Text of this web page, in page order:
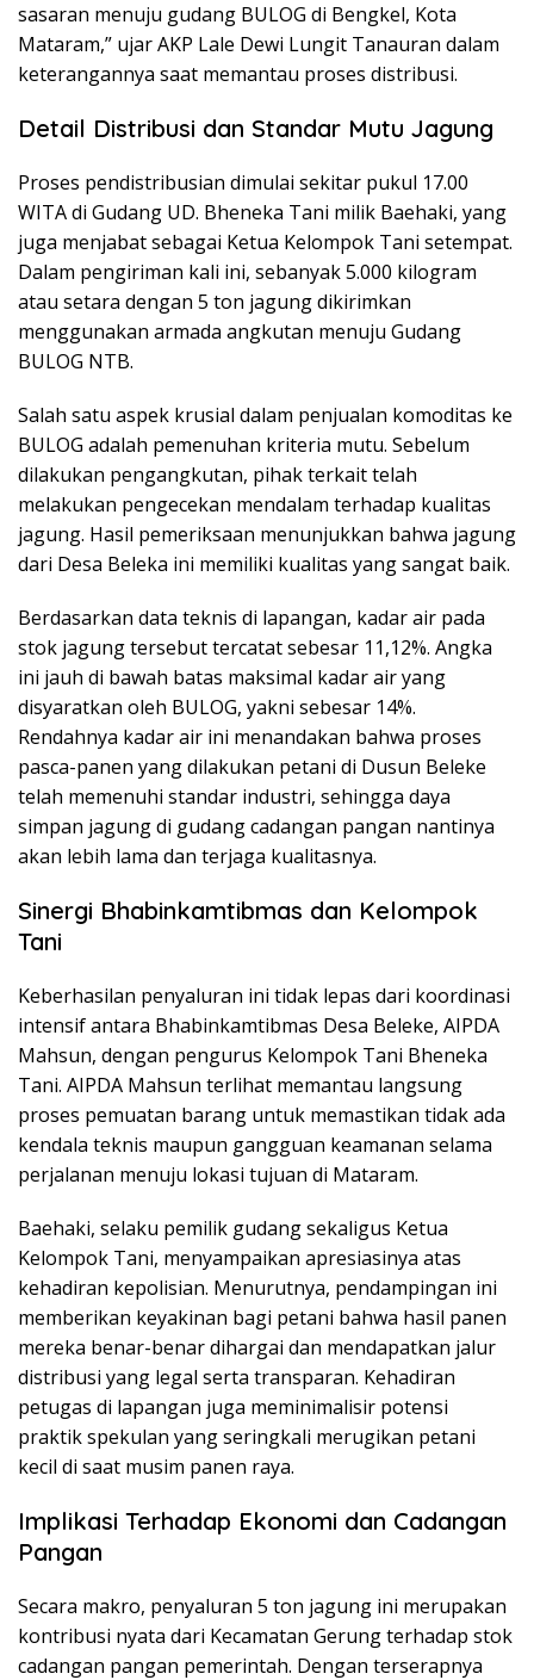
sasaran menuju gudang BULOG di Bengkel, Kota
Mataram,” ujar AKP Lale Dewi Lungit Tanauran dalam
keterangannya saat memantau proses distribusi.
Detail Distribusi dan Standar Mutu Jagung
Proses pendistribusian dimulai sekitar pukul 17.00
WITA di Gudang UD. Bheneka Tani milik Baehaki, yang
juga menjabat sebagai Ketua Kelompok Tani setempat.
Dalam pengiriman kali ini, sebanyak 5.000 kilogram
atau setara dengan 5 ton jagung dikirimkan
menggunakan armada angkutan menuju Gudang
BULOG NTB.
Salah satu aspek krusial dalam penjualan komoditas ke
BULOG adalah pemenuhan kriteria mutu. Sebelum
dilakukan pengangkutan, pihak terkait telah
melakukan pengecekan mendalam terhadap kualitas
jagung. Hasil pemeriksaan menunjukkan bahwa jagung
dari Desa Beleka ini memiliki kualitas yang sangat baik.
Berdasarkan data teknis di lapangan, kadar air pada
stok jagung tersebut tercatat sebesar 11,12%. Angka
ini jauh di bawah batas maksimal kadar air yang
disyaratkan oleh BULOG, yakni sebesar 14%.
Rendahnya kadar air ini menandakan bahwa proses
pasca-panen yang dilakukan petani di Dusun Beleke
telah memenuhi standar industri, sehingga daya
simpan jagung di gudang cadangan pangan nantinya
akan lebih lama dan terjaga kualitasnya.
Sinergi Bhabinkamtibmas dan Kelompok
Tani
Keberhasilan penyaluran ini tidak lepas dari koordinasi
intensif antara Bhabinkamtibmas Desa Beleke, AIPDA
Mahsun, dengan pengurus Kelompok Tani Bheneka
Tani. AIPDA Mahsun terlihat memantau langsung
proses pemuatan barang untuk memastikan tidak ada
kendala teknis maupun gangguan keamanan selama
perjalanan menuju lokasi tujuan di Mataram.
Baehaki, selaku pemilik gudang sekaligus Ketua
Kelompok Tani, menyampaikan apresiasinya atas
kehadiran kepolisian. Menurutnya, pendampingan ini
memberikan keyakinan bagi petani bahwa hasil panen
mereka benar-benar dihargai dan mendapatkan jalur
distribusi yang legal serta transparan. Kehadiran
petugas di lapangan juga meminimalisir potensi
praktik spekulan yang seringkali merugikan petani
kecil di saat musim panen raya.
Implikasi Terhadap Ekonomi dan Cadangan
Pangan
Secara makro, penyaluran 5 ton jagung ini merupakan
kontribusi nyata dari Kecamatan Gerung terhadap stok
cadangan pangan pemerintah. Dengan terserapnya